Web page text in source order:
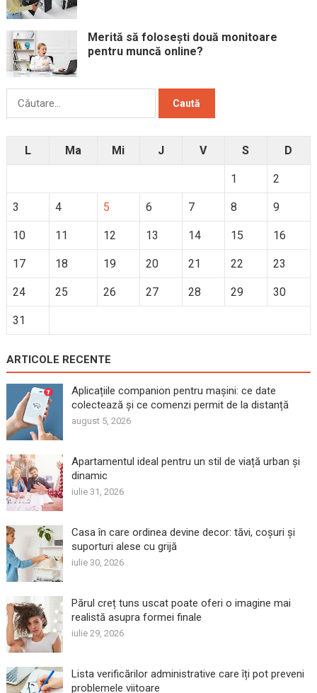
Merită să folosești două monitoare
pentru muncă online?
Caută
L Ma Mi J V S D
1 2
3 4 5 6 7 8 9
10 11 12 13 14 15 16
17 18 19 20 21 22 23
24 25 26 27 28 29 30
31
ARTICOLE RECENTE
Aplicațiile companion pentru mașini: ce date
colectează și ce comenzi permit de la distanță
august 5, 2026
Apartamentul ideal pentru un stil de viață urban și
dinamic
iulie 31, 2026
Casa în care ordinea devine decor: tăvi, coșuri și
suporturi alese cu grijă
iulie 30, 2026
Părul creț tuns uscat poate oferi o imagine mai
realistă asupra formei finale
iulie 29, 2026
Lista verificărilor administrative care îți pot preveni
problemele viitoare